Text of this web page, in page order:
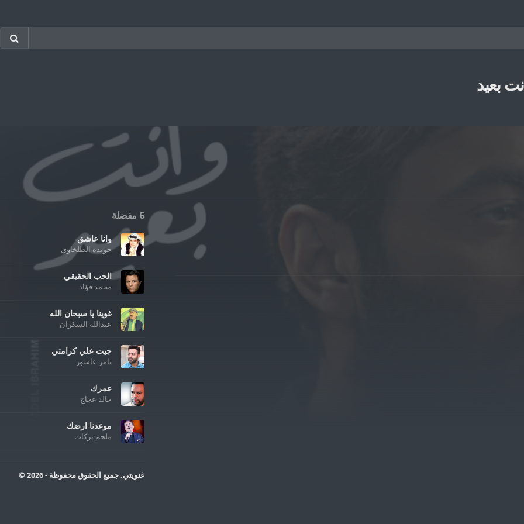
بعيد
6 مفضلة
وانا عاشق
جويده الطلخاوي
الحب الحقيقي
محمد فؤاد
غوينا يا سبحان الله
عبدالله السكران
جيت علي كرامتي
تامر عاشور
عمرك
خالد عجاج
موعدنا ارضك
ملحم بركات
غنويتي. جميع الحقوق محفوظة - 2026 ©